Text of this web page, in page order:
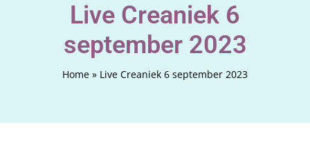
Workshop | Cursus
Live Creaniek 6
september 2023
Home » Live Creaniek 6 september 2023